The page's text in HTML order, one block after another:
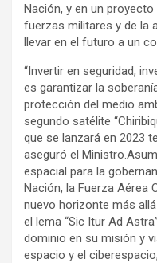
Nación, y en un
fuerzas militares y de la
llevar en el futuro a un
“Invertir en seguridad,
es garantizar la
protección del medio
segundo satélite
que se lanzará en 2023
aseguró el
espacial para la
Nación, la Fuerza Aérea
nuevo horizonte más
el lema “Sic Itur Ad
dominio en su misión y
espacio y el